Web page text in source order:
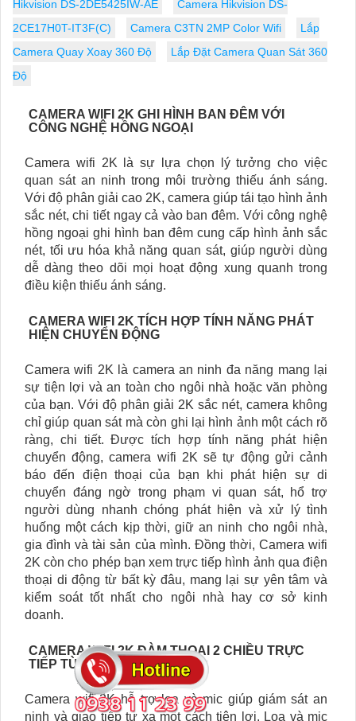
Hikvision DS-2DE5425IW-AE
Camera Hikvision DS-
2CE17H0T-IT3F(C)
Camera C3TN 2MP Color Wifi
Lắp
Camera Quay Xoay 360 Độ
Lắp Đặt Camera Quan Sát 360
Độ
CAMERA WIFI 2K GHI HÌNH BAN ĐÊM VỚI
CÔNG NGHỆ HỒNG NGOẠI
Camera wifi 2K là sự lựa chọn lý tưởng cho việc
quan sát an ninh trong môi trường thiếu ánh sáng.
Với độ phân giải cao 2K, camera giúp tái tạo hình ảnh
sắc nét, chi tiết ngay cả vào ban đêm. Với công nghệ
hồng ngoại ghi hình ban đêm cung cấp hình ảnh sắc
nét, tối ưu hóa khả năng quan sát, giúp người dùng
dễ dàng theo dõi mọi hoạt động xung quanh trong
điều kiện thiếu ánh sáng.
CAMERA WIFI 2K TÍCH HỢP TÍNH NĂNG PHÁT
HIỆN CHUYỂN ĐỘNG
Camera wifi 2K là camera an ninh đa năng mang lại
sự tiện lợi và an toàn cho ngôi nhà hoặc văn phòng
của bạn. Với độ phân giải 2K sắc nét, camera không
chỉ giúp quan sát mà còn ghi lại hình ảnh một cách rõ
ràng, chi tiết. Được tích hợp tính năng phát hiện
chuyển động, camera wifi 2K sẽ tự động gửi cảnh
báo đến điện thoại của bạn khi phát hiện sự di
chuyển đáng ngờ trong phạm vi quan sát, hổ trợ
người dùng nhanh chóng phát hiện và xử lý tình
huống một cách kịp thời, giữ an ninh cho ngôi nhà,
gia đình và tài sản của mình. Đồng thời, Camera wifi
2K còn cho phép bạn xem trực tiếp hình ảnh qua điện
thoại di động từ bất kỳ đâu, mang lại sự yên tâm và
kiểm soát tốt nhất cho ngôi nhà hay cơ sở kinh
doanh.
CAMERA WIFI 2K ĐÀM THOẠI 2 CHIỀU TRỰC
TIẾP TỪ XA.
Camera wifi 2K hỗ trợ loa và mic giúp giám sát an
ninh và giao tiếp từ xa một cách tiện lợi. Loa và mic